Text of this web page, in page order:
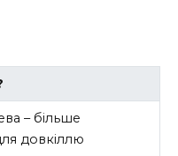
– більше
довкіллю